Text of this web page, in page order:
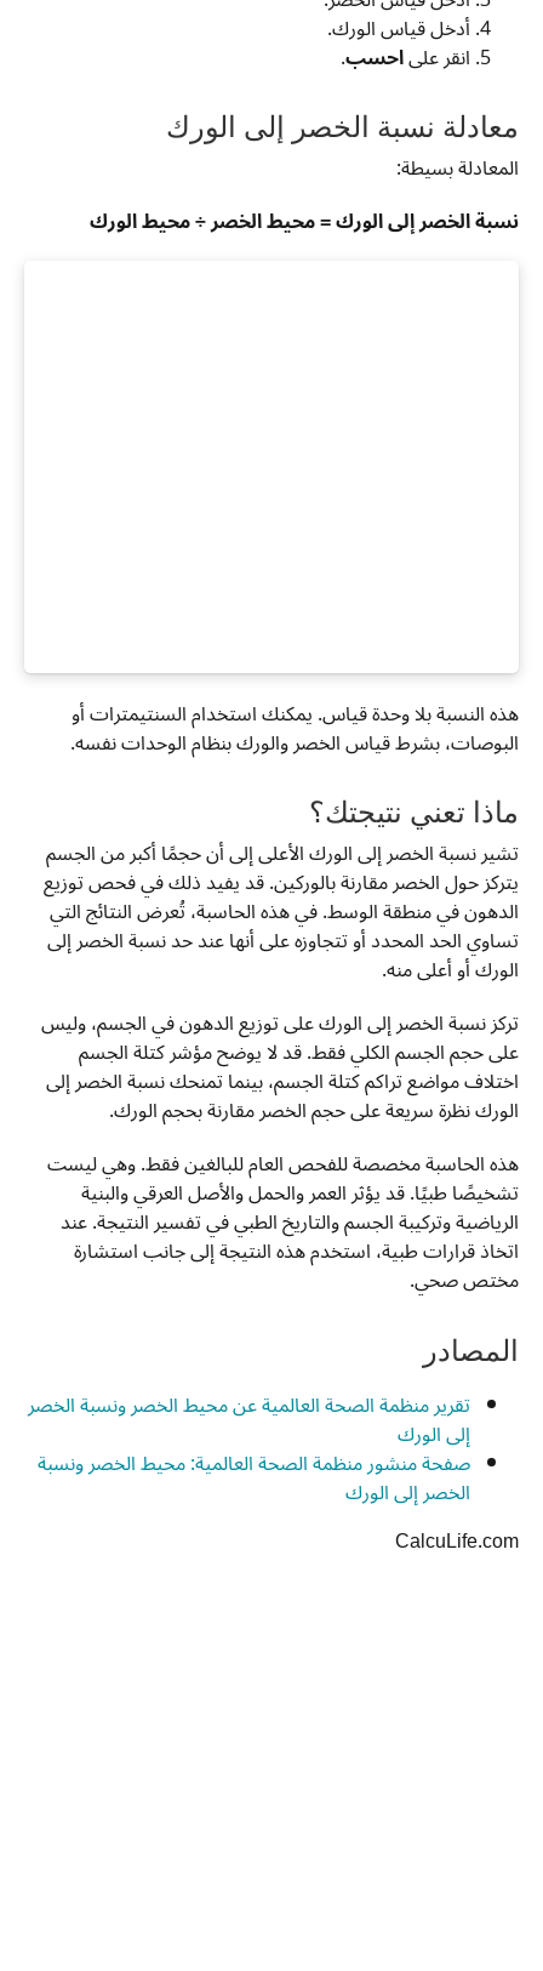
أدخل قياس الورك.
انقر علىاحسب.
معادلة نسبة الخصر إلى الورك
المعادلة بسيطة:
نسبة الخصر إلى الورك = محيط الخصر ÷ محيط الورك
هذه النسبة بلا وحدة قياس. يمكنك استخدام السنتيمترات أو
البوصات، بشرط قياس الخصر والورك بنظام الوحدات نفسه.
ماذا تعني نتيجتك؟
تشير نسبة الخصر إلى الورك الأعلى إلى أن حجمًا أكبر من الجسم
يتركز حول الخصر مقارنة بالوركين. قد يفيد ذلك في فحص توزيع
الدهون في منطقة الوسط. في هذه الحاسبة، تُعرض النتائج التي
تساوي الحد المحدد أو تتجاوزه على أنها عند حد نسبة الخصر إلى
الورك أو أعلى منه.
تركز نسبة الخصر إلى الورك على توزيع الدهون في الجسم، وليس
على حجم الجسم الكلي فقط. قد لا يوضح مؤشر كتلة الجسم
اختلاف مواضع تراكم كتلة الجسم، بينما تمنحك نسبة الخصر إلى
الورك نظرة سريعة على حجم الخصر مقارنة بحجم الورك.
هذه الحاسبة مخصصة للفحص العام للبالغين فقط. وهي ليست
تشخيصًا طبيًا. قد يؤثر العمر والحمل والأصل العرقي والبنية
الرياضية وتركيبة الجسم والتاريخ الطبي في تفسير النتيجة. عند
اتخاذ قرارات طبية، استخدم هذه النتيجة إلى جانب استشارة
مختص صحي.
المصادر
تقرير منظمة الصحة العالمية عن محيط الخصر ونسبة الخصر
إلى الورك
صفحة منشور منظمة الصحة العالمية: محيط الخصر ونسبة
الخصر إلى الورك
CalcuLife.com